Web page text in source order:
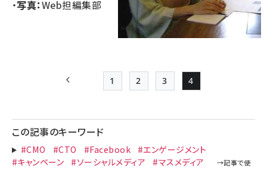
・写真：Web担編集部
送
り
前ページ Page
1
Page
2
Page
3
Page
4
この記事のキーワード
#CMO #CTO #Facebook
#エンゲージメント
#キャンペーン
#ソーシャルメディア #マスメディア